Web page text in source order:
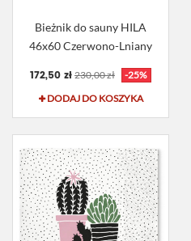
Bieżnik do sauny HILA
46x60 Czerwono-Lniany
172,50 zł 230,00 zł
-25%
DODAJ DO KOSZYKA